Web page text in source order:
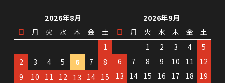
2026年8月
日
月 火 水 木 金
土
1
2
3 4 5 6 7
8
9
10 11 12 13 14 15
2026年9月
日
月 火 水 木 金
土
1
2 3 4
5
6
7 8 9 10 11
12
13
14 15 16 17 18
19